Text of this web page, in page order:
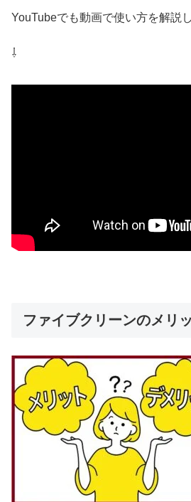
YouTubeでも動画で使い方を解説
⇩
ファイブクリーンのメリ